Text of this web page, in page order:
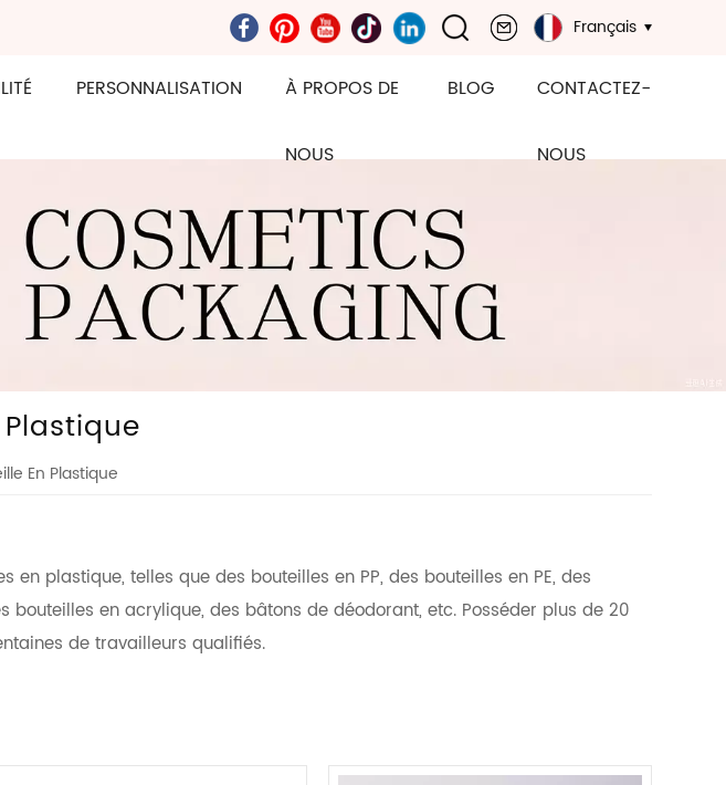
Français
PERSONNALISATION À PROPOS DE
NOUS
BLOG CONTACTEZ-
NOUS
En Plastique
en plastique, telles que des bouteilles en PP, des bouteilles en PE, des
bouteilles en acrylique, des bâtons de déodorant, etc. Posséder plus de 20
de travailleurs qualifiés.